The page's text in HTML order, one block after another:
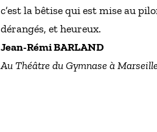
c’est la bêtise qui est mise au
dérangés, et heureux.
Jean-Rémi BARLAND
Au Théâtre du Gymnase à